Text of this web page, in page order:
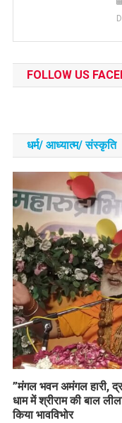
FOLLOW US
धर्म/ आध्‍यात्‍म/ संस्‍कृति
​”मंगल भवन अमंगल हारी,
धाम में श्रीराम की बाल
किया भावविभोर